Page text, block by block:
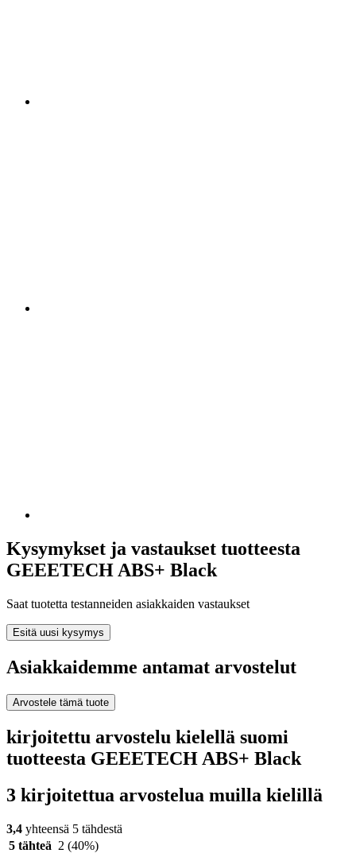
Kysymykset ja vastaukset tuotteesta
GEEETECH ABS+ Black
Saat tuotetta testanneiden asiakkaiden vastaukset
Esitä uusi kysymys
Asiakkaidemme antamat arvostelut
Arvostele tämä tuote
kirjoitettu arvostelu kielellä suomi
tuotteesta GEEETECH ABS+ Black
3 kirjoitettua arvostelua muilla kielillä
3,4 yhteensä 5 tähdestä
5 tähteä 2 (40%)